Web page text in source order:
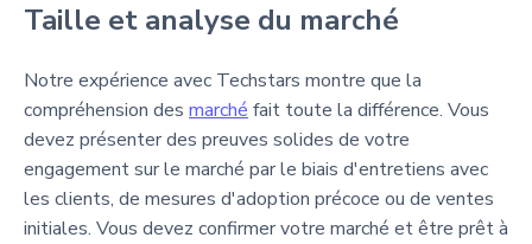
Taille et analyse du marché
Notre expérience avec Techstars montre que la
compréhension des marché fait toute la différence. Vous
devez présenter des preuves solides de votre
engagement sur le marché par le biais d'entretiens avec
les clients, de mesures d'adoption précoce ou de ventes
initiales. Vous devez confirmer votre marché et être prêt à